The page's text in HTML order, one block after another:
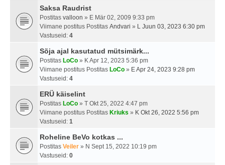
Saksa Raudrist
Postitas valloon » E Mär 02, 2009 9:33 pm
Viimane postitus Postitas Andvari » L Juun 03, 2023 6:30 pm
Vastuseid: 4
Sõja ajal kasutatud mütsimärk...
Postitas LoCo » K Apr 12, 2023 5:36 pm
Viimane postitus Postitas LoCo » E Apr 24, 2023 9:28 pm
Vastuseid: 4
ERÜ käiselint
Postitas LoCo » T Okt 25, 2022 4:47 pm
Viimane postitus Postitas Kriuks » K Okt 26, 2022 5:56 pm
Vastuseid: 1
Roheline BeVo kotkas ...
Postitas Veiler » N Sept 15, 2022 10:19 pm
Vastuseid: 0